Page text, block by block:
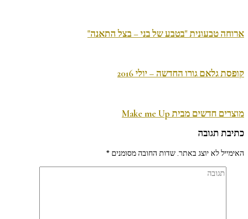
ארוחה טבעונית "בטבע של בני – בצל התאנה"
קופסת גלאם גורו החדשה – יולי 2016
מוצרים חדשים מבית Make me Up
כתיבת תגובה
האימייל לא יוצג באתר.שדות החובה מסומנים *